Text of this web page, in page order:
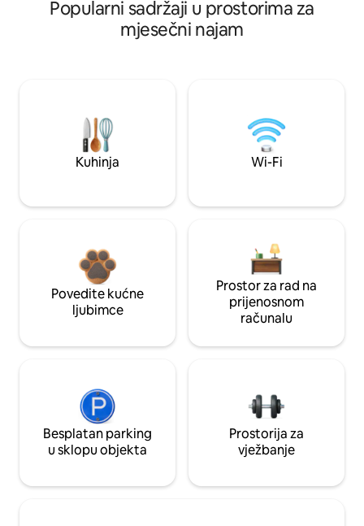
Popularni sadržaji u prostorima za
mjesečni najam
Kuhinja Wi-Fi
Povedite kućne
ljubimce
Prostor za rad na
prijenosnom
računalu
Besplatan parking
u sklopu objekta
Prostorija za
vježbanje